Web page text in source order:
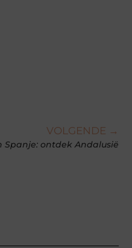
VOLGENDE →
Spanje: ontdek Andalusië